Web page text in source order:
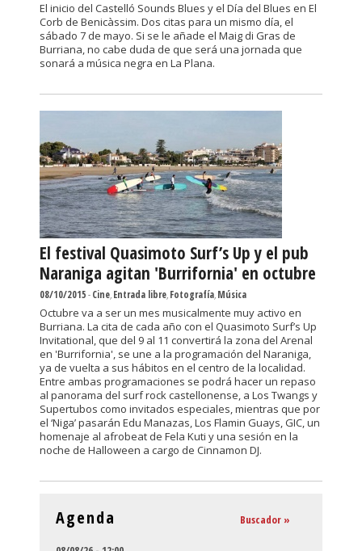
El inicio del Castelló Sounds Blues y el Día del Blues en El
Corb de Benicàssim. Dos citas para un mismo día, el
sábado 7 de mayo. Si se le añade el Maig di Gras de
Burriana, no cabe duda de que será una jornada que
sonará a música negra en La Plana.
El festival Quasimoto Surf’s Up y el pub
Naraniga agitan 'Burrifornia' en octubre
08/10/2015-Cine,Entrada libre,Fotografía,Música
Octubre va a ser un mes musicalmente muy activo en
Burriana. La cita de cada año con el Quasimoto Surf’s Up
Invitational, que del 9 al 11 convertirá la zona del Arenal
en 'Burrifornia', se une a la programación del Naraniga,
ya de vuelta a sus hábitos en el centro de la localidad.
Entre ambas programaciones se podrá hacer un repaso
al panorama del surf rock castellonense, a Los Twangs y
Supertubos como invitados especiales, mientras que por
el ‘Niga’ pasarán Edu Manazas, Los Flamin Guays, GIC, un
homenaje al afrobeat de Fela Kuti y una sesión en la
noche de Halloween a cargo de Cinnamon DJ.
Agenda Buscador »